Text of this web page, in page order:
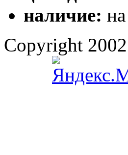
наличие:
Copyright